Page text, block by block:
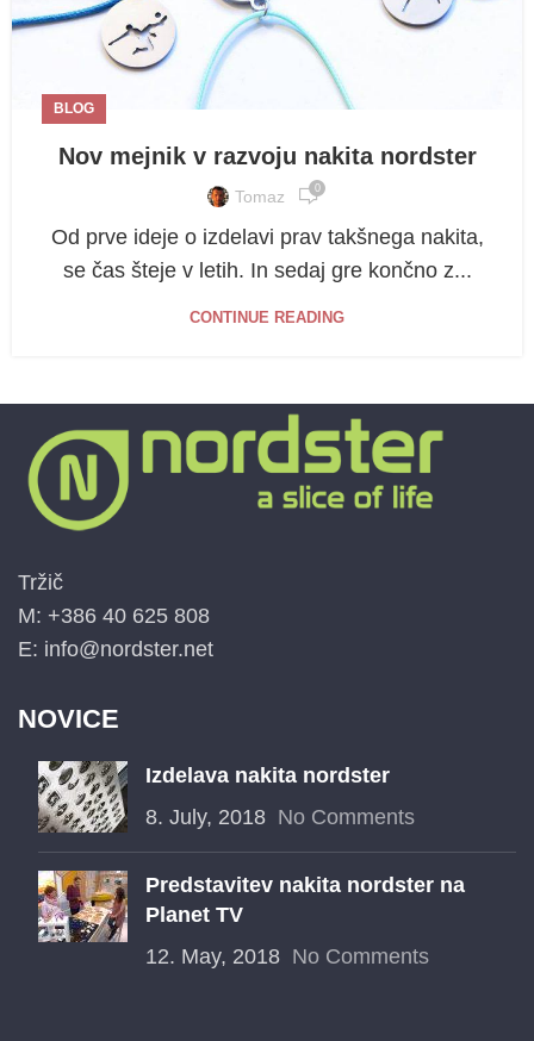
BLOG
Nov mejnik v razvoju nakita nordster
Tomaz 0
Od prve ideje o izdelavi prav takšnega nakita,
se čas šteje v letih. In sedaj gre končno z...
CONTINUE READING
Tržič
M: +386 40 625 808
E: info@nordster.net
NOVICE
Izdelava nakita nordster
8. July, 2018 No Comments
Predstavitev nakita nordster na
Planet TV
12. May, 2018 No Comments